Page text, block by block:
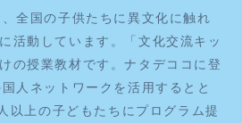
全国の子供たちに異文化に触れ
活動しています。「文化交流キッ
の授業教材です。ナタデココに登
人ネットワークを活用するとと
以上の子どもたちにプログラム提